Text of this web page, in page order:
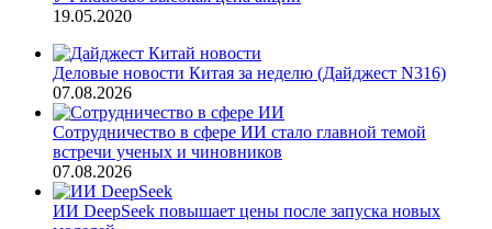
19.05.2020
Деловые новости Китая за неделю (Дайджест N316)
07.08.2026
Сотрудничество в сфере ИИ стало главной темой
встречи ученых и чиновников
07.08.2026
ИИ DeepSeek повышает цены после запуска новых